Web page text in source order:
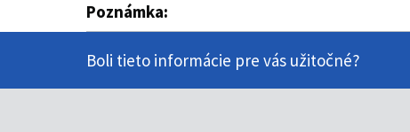
Poznámka:
Boli tieto informácie pre vás užitočné?